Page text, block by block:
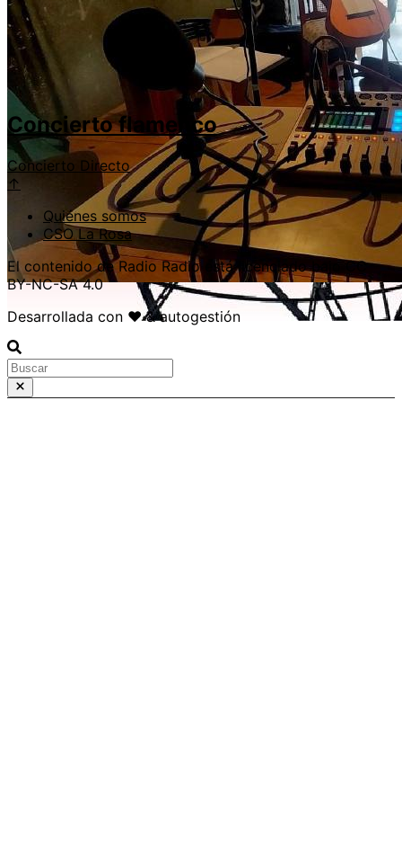
Concierto flamenco
Concierto Directo
↑
Quiénes somos
CSO La Rosa
El contenido de Radio Radio está licenciado bajo CC
BY-NC-SA 4.0
Desarrollada con ❤️ & autogestión